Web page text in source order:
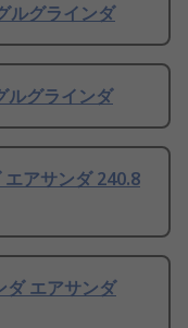
ルグラインダ
ルグラインダ
エアサンダ 240.8
ダ エアサンダ